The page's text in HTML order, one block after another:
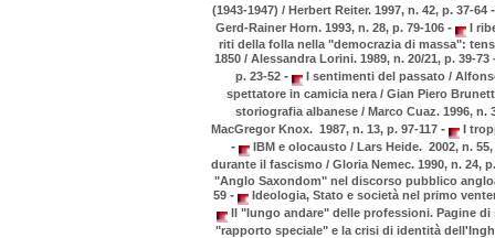
(1943-1947) / Herbert Reiter. 1997, n. 42, p. 37-64 -
Gerd-Rainer Horn. 1993, n. 28, p. 79-106 -
I
riti della folla nella "democrazia di massa":
1850 / Alessandra Lorini. 1989, n. 20/21, p. 39-73
p. 23-52 -
I sentimenti del passato /
spettatore in camicia nera / Gian Piero
storiografia albanese / Marco Cuaz. 1996, n.
MacGregor Knox. 1987, n. 13, p. 97-117 - I
-
IBM e olocausto / Lars Heide. 2002, n. 55,
durante il fascismo / Gloria Nemec. 1990, n. 24,
"Anglo Saxondom" nel discorso pubblico
59 -
Ideologia, Stato e società nel primo
Il "lungo andare" delle professioni. Pagine di
"rapporto speciale" e la crisi di identità